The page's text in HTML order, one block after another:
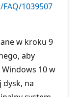
1039507
w kroku 9
aby
10 w
na